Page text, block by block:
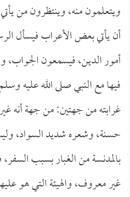
ويتعلمون منه، وينتظرون من
أن يأتي بعض الأعراب فيسأل
أمور الدين، فيسمعون الجواب،
فيها مع النبي صلى الله عليه
غرابته من جهتين: من جهة أنه
حسنة، وشعره شديد السواد،
بالمدنسة من الغبار بسبب
غير معروف، والهيئة التي هو